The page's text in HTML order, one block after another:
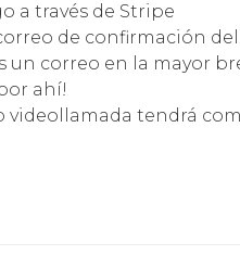
a través de Stripe
de confirmación
un correo en la mayor
ahí!
videollamada tendrá